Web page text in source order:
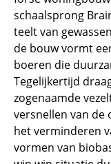
schaalsprong
teelt van
de bouw vormt
boeren die
Tegelijkertijd
zogenaamde
versnellen van de
het verminderen
vormen van